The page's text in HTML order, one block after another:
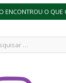
ENCONTROU O QUE